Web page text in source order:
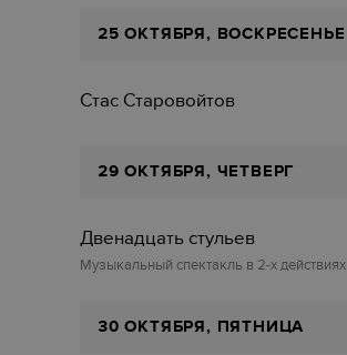
25 ОКТЯБРЯ, ВОСКРЕСЕНЬЕ
Стас Старовойтов
29 ОКТЯБРЯ, ЧЕТВЕРГ
Двенадцать стульев‎
Музыкальный спектакль в 2-х действиях
30 ОКТЯБРЯ, ПЯТНИЦА